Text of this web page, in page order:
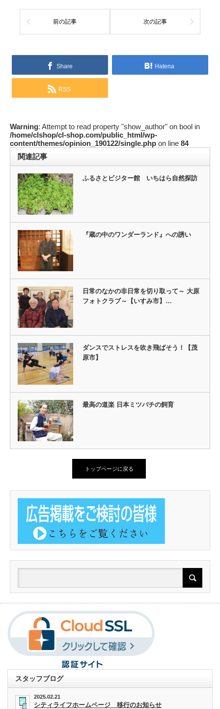
前の記事 次の記事
Share Hatena
RSS
Warning: Attempt to read property "show_author" on bool in
/home/clshop/cl-shop.com/public_html/wp-
content/themes/opinion_190122/single.php on line 84
関連記事
ふるさとビジター館 いちはら自然探訪
『蔵の中のワンダーランド』への誘い
日常のなかの非日常を切り取って～ 大原
フォトクラブ～【いすみ市】…
ダンスでストレスを吹き飛ばそう！【茂
原市】
最高の道楽 日本ミツバチの飼育
トップページに戻る
スタッフブログ
2025.02.21
シティライフホームページ 移行のお知らせ